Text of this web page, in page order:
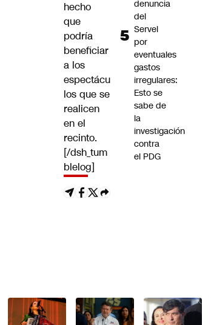
hecho
que
podría
beneficiar
a los
espectácu
los que se
realicen
en el
recinto.
[/dsh_tum
blelog]
denuncia
del
Servel
por
eventuales
gastos
irregulares:
Esto se
sabe de
la
investigación
contra
el PDG